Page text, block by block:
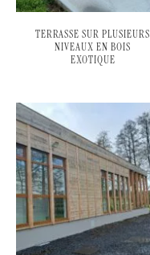
TERRASSE SUR PLUSIEURS
NIVEAUX EN BOIS
EXOTIQUE